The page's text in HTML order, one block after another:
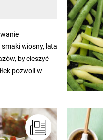
wiosny, lata
by cieszyć
pozwoli w